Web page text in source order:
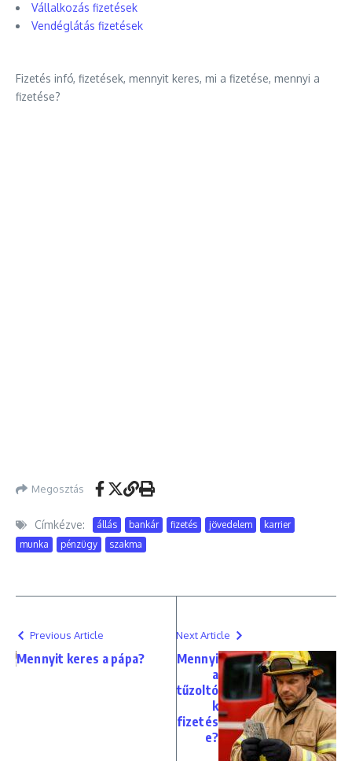
Vállalkozás fizetések
Vendéglátás fizetések
Fizetés infó, fizetések, mennyit keres, mi a fizetése, mennyi a
fizetése?
Megosztás
Címkézve: állás bankár fizetés jövedelem
karrier
munka
pénzügy szakma
Previous Article
Mennyit keres a pápa?
Next Article
Mennyi
a
tűzoltó
k
fizetés
e?